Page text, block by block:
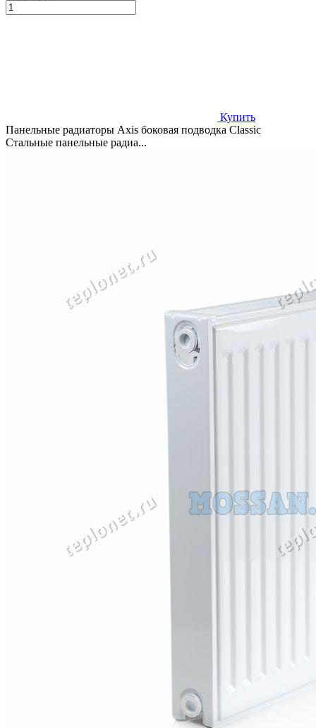
Купить
Панельные радиаторы Axis боковая подводка Classic
Стальные панельные радиа...